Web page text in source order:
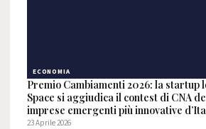
ECONOMIA
Premio Cambiamenti 2026: la startup
Space si aggiudica il contest di CNA
imprese emergenti più innovative
23 Aprile 2026